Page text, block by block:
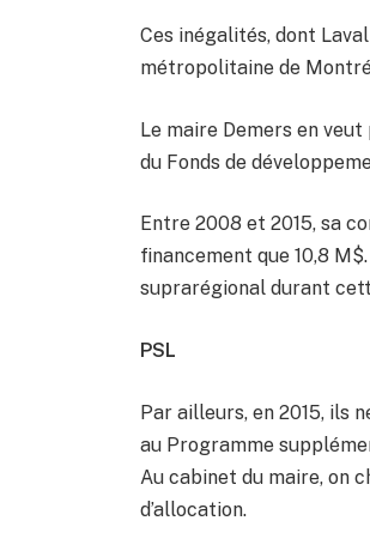
Ces inégalités, dont
métropolitaine de
Le maire Demers en
du Fonds de
Entre 2008 et 2015, sa
financement que 10,8
suprarégional durant
PSL
Par ailleurs, en 2015, ils
au Programme
Au cabinet du maire, on
d’allocation.